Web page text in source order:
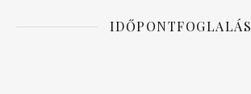
IDŐPONTFOGLALÁS